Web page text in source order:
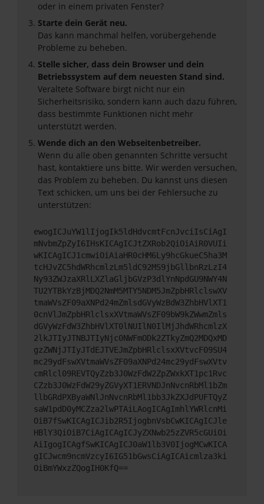
oder in einem privaten Fenster?
Starte dein Gerät neu.
Das kann manchmal helfen, vorübergehende
Probleme zu beheben.
Stelle sicher, dass dein Browser und dein
Betriebssystem auf dem neuesten Stand sind.
Veraltete Software birgt nicht nur ein
Sicherheitsrisiko, sondern kann auch dazu führen,
dass bestimmte Funktionen nicht mehr
unterstützt werden.
Wende dich an den Webseitenbetreiber.
Wenn du alle oben genannten Schritte versucht
hast, kontaktiere uns bitte. Wir werden versuchen,
das Problem zu beheben. Du kannst uns diesen
Text schicken, um uns bei der Fehlersuche zu
unterstützen:
ewogICJuYW1lIjogIk5ldHdvcmtFcnJvciIsCiAgI
mNvbmZpZyI6IHsKICAgICJtZXRob2QiOiAiR0VUIi
wKICAgICJ1cmwiOiAiaHR0cHM6Ly9hcGkueC5ha3M
tcHJvZC5hdWRhcmlzLm5ldC92MS9jbGllbnRzLzI4
Ny93ZWJzaXRlLXZlaGljbGVzP3dlYnNpdGU9NWY4N
TU2YTBkYzBjMDQ2NmM5MTY5NDM5JmZpbHRlclswXV
tmaWVsZF09aXNPd24mZmlsdGVyWzBdW3ZhbHVlXT1
0cnVlJmZpbHRlclsxXVtmaWVsZF09bW9kZWwmZmls
dGVyWzFdW3ZhbHVlXT0lNUIlN0IlMjJhdWRhcmlzX
2lkJTIyJTNBJTIyNjc0NWFmODk2ZTkyZmQ2MDQxMD
gzZWNjJTIyJTdEJTVEJmZpbHRlclsxXVtvcF09SU4
mc29ydFswXVtmaWVsZF09aXNPd24mc29ydFswXVtv
cmRlcl09REVTQyZzb3J0WzFdW2ZpZWxkXT1pc1Rvc
CZzb3J0WzFdW29yZGVyXT1ERVNDJnNvcnRbMl1bZm
llbGRdPXByaWNlJnNvcnRbMl1bb3JkZXJdPUFTQyZ
saW1pdD0yMCZza2lwPTAiLAogICAgImhlYWRlcnMi
OiB7fSwKICAgICJib2R5IjogbnVsbCwKICAgICJle
HBlY3QiOiB7CiAgICAgICJyZXNwb25zZVR5cGUiOi
AiIgogICAgfSwKICAgICJ0aW1lb3V0IjogMCwKICA
gICJwcm9ncmVzcyI6IG51bGwsCiAgICAicmlza3ki
OiBmYWxzZQogIH0KfQ==